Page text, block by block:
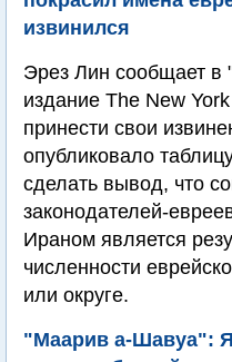
извинился
Эрез Лин сообщает в
издание The New
принести свои
опубликовало
сделать вывод, что
законодателей-
Ираном является
численности
или округе.
"Маарив а-Шавуа":